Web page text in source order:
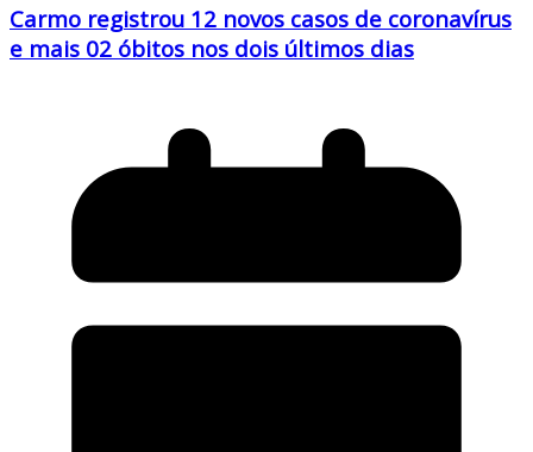
Carmo registrou 12 novos casos de coronavírus
e mais 02 óbitos nos dois últimos dias